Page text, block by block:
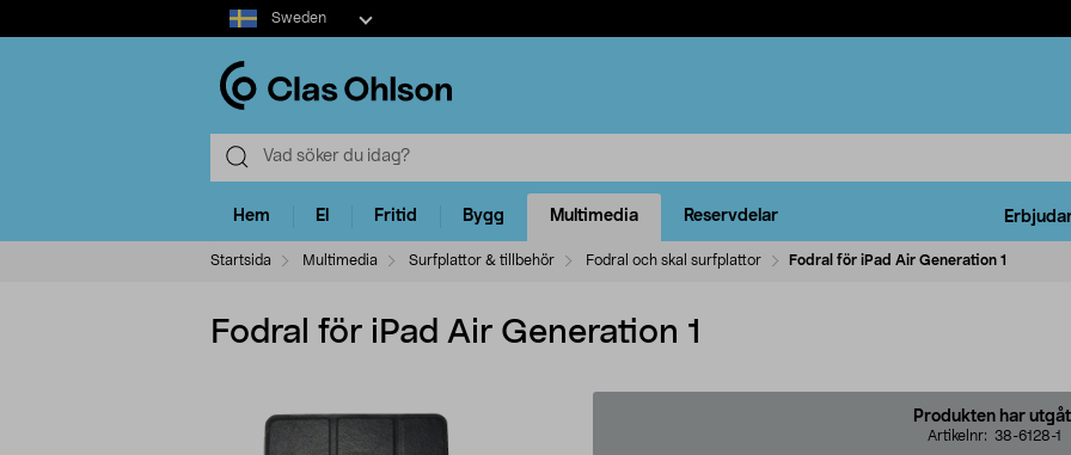
Select
market
Sweden
Hem El Fritid Bygg Multimedia Reservdelar
Startsida Multimedia Surfplattor & tillbehör Fodral och skal surfplattor Fodral för iPad Air Generation 1
Fodral för iPad Air Generation 1
Produkten har
Artikelnr: 38-6128-1